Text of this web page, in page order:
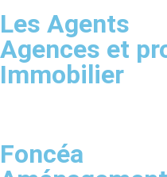
Les Agents
Agences et
Immobilier
Foncéa